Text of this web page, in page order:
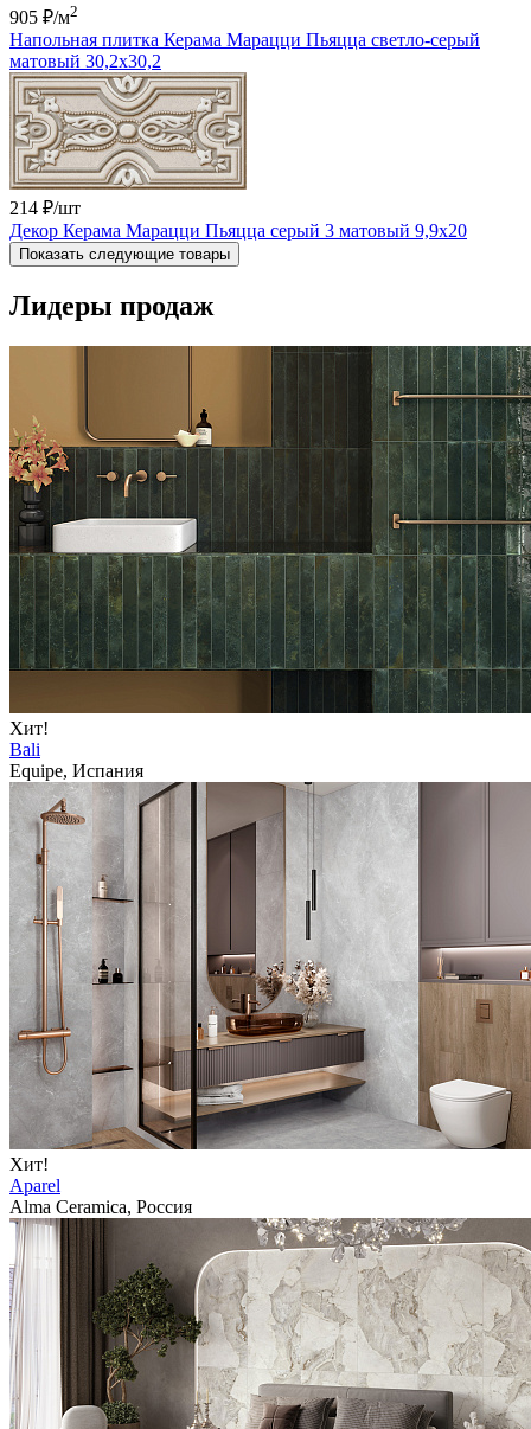
905 ₽/м2
Напольная плитка Керама Марацци Пьяцца светло-серый
матовый 30,2x30,2
214 ₽/шт
Декор Керама Марацци Пьяцца серый 3 матовый 9,9x20
Показать следующие товары
Лидеры продаж
Хит!
Bali
Equipe, Испания
Хит!
Aparel
Alma Ceramica, Россия